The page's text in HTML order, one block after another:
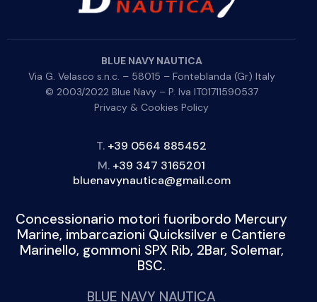
BLUE NAVY NAUTICA
Via G. Velasco s.n.c. – 58015 – Fonteblanda (Gr) Italy
© 2003/2022 Blue Navy – P. Iva IT01711590537
Privacy & Cookies Policy
T. +39 0564 885452
M. +39 347 3165201
bluenavynautica@gmail.com
Concessionario motori fuoribordo Mercury
Marine, imbarcazioni Quicksilver e Cantiere
Marinello, gommoni SPX Rib, 2Bar, Solemar,
BSC.
BLUE NAVY NAUTICA